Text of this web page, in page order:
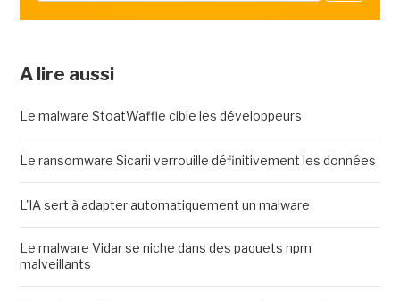
A lire aussi
Le malware StoatWaffle cible les développeurs
Le ransomware Sicarii verrouille définitivement les données
L'IA sert à adapter automatiquement un malware
Le malware Vidar se niche dans des paquets npm
malveillants